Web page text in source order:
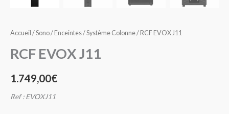
Accueil /Sono/ Enceintes/Système Colonne/ RCF EVOX J11
RCF EVOX J11
1.749,00€
Ref : EVOXJ11